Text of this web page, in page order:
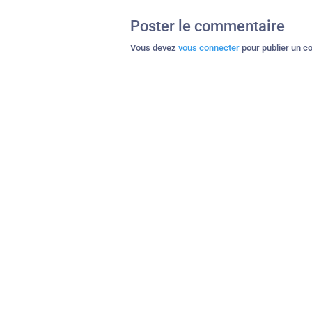
Poster le commentaire
Vous devez vous connecter pour publier un